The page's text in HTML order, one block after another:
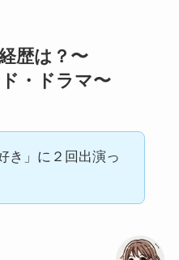
歴は？〜
・ドラマ〜
き」に２回出演っ